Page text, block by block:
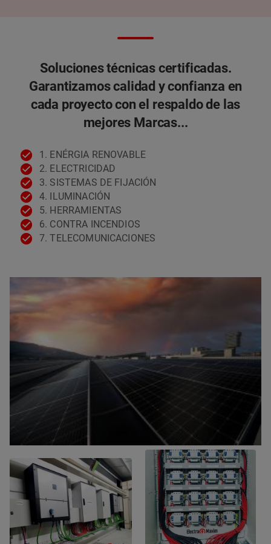
Soluciones técnicas certificadas.
Garantizamos calidad y confianza en
cada proyecto con el respaldo de las
mejores Marcas...
1. ENÉRGIA RENOVABLE
2. ELECTRICIDAD
3. SISTEMAS DE FIJACIÓN
4. ILUMINACIÓN
5. HERRAMIENTAS
6. CONTRA INCENDIOS
7. TELECOMUNICACIONES